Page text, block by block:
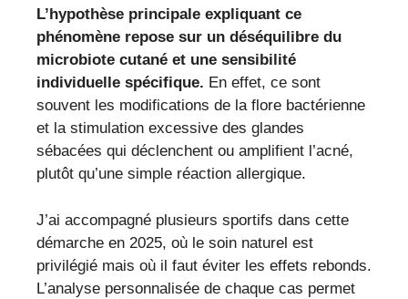
L’hypothèse principale expliquant ce
phénomène repose sur un déséquilibre du
microbiote cutané et une sensibilité
individuelle spécifique. En effet, ce sont
souvent les modifications de la flore bactérienne
et la stimulation excessive des glandes
sébacées qui déclenchent ou amplifient l’acné,
plutôt qu’une simple réaction allergique.
J’ai accompagné plusieurs sportifs dans cette
démarche en 2025, où le soin naturel est
privilégié mais où il faut éviter les effets rebonds.
L’analyse personnalisée de chaque cas permet